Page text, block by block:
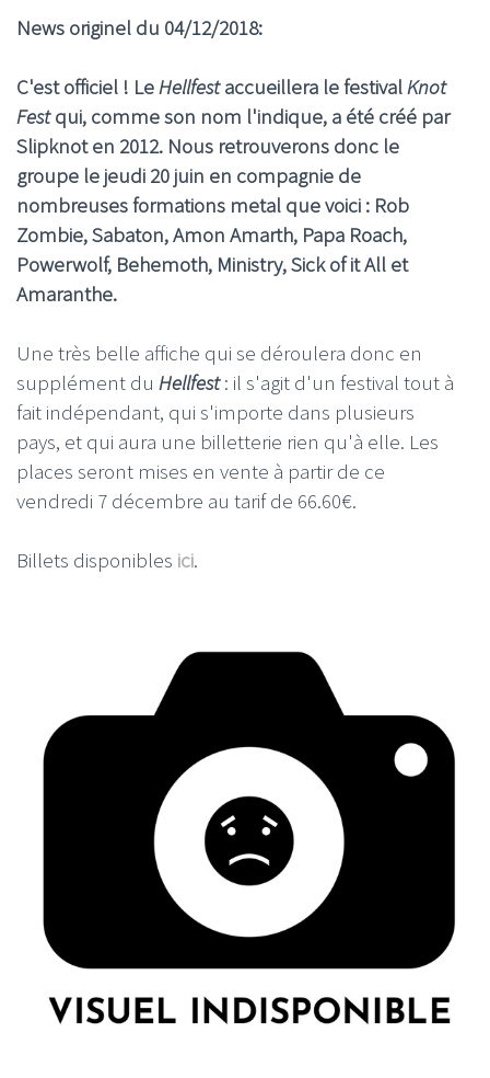
News originel du 04/12/2018:
C'est officiel ! LeHellfestaccueillera le festivalKnot
Festqui, comme son nom l'indique, a été créé par
Slipknot en 2012. Nous retrouverons donc le
groupe le jeudi 20 juin en compagnie de
nombreuses formations metal que voici : Rob
Zombie, Sabaton, Amon Amarth, Papa Roach,
Powerwolf, Behemoth, Ministry, Sick of it All et
Amaranthe.
Une très belle affiche qui se déroulera donc en
supplément du Hellfest: il s'agit d'un festival tout à
fait indépendant, qui s'importe dans plusieurs
pays, et qui aura une billetterie rien qu'à elle. Les
places seront mises en vente à partir de ce
vendredi 7 décembre au tarif de 66.60€.
Billets disponibles ici.